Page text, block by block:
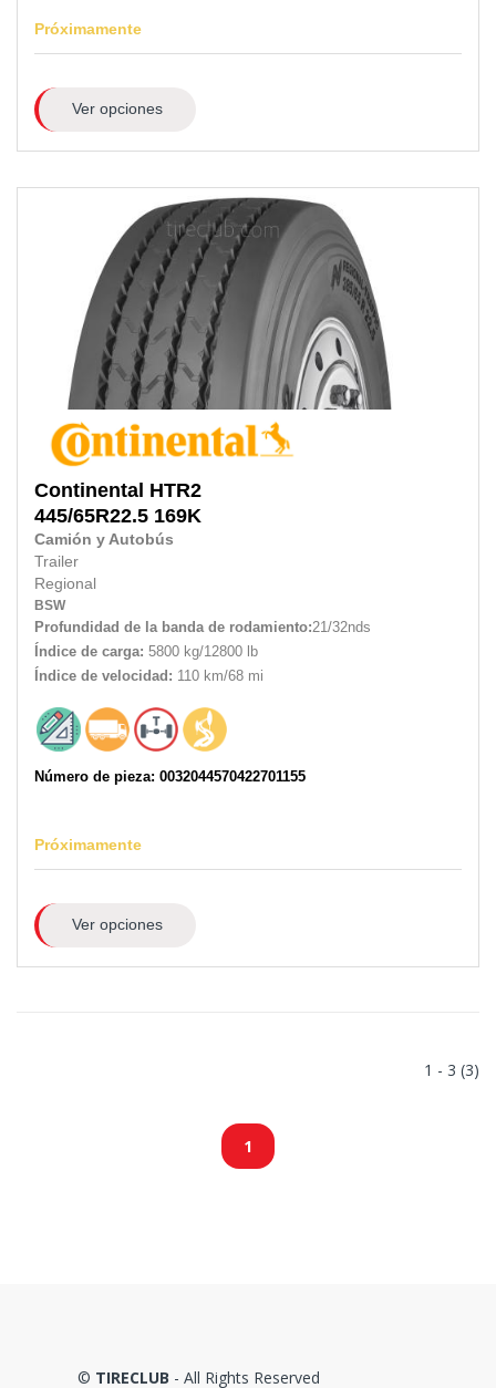
Próximamente
Ver opciones
Continental HTR2
445/65R22.5 169K
Camión y Autobús
Trailer
Regional
BSW
Profundidad de la banda de rodamiento:21/32nds
Índice de carga: 5800 kg/12800 lb
Índice de velocidad: 110 km/68 mi
Número de pieza: 0032044570422701155
Próximamente
Ver opciones
1 - 3 (3)
1
© TIRECLUB - All Rights Reserved